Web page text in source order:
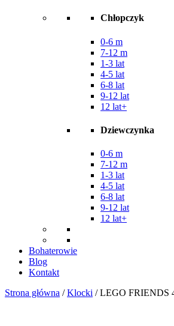
Chłopczyk
0-6 m
7-12 m
1-3 lat
4-5 lat
6-8 lat
9-12 lat
12 lat+
Dziewczynka
0-6 m
7-12 m
1-3 lat
4-5 lat
6-8 lat
9-12 lat
12 lat+
Bohaterowie
Blog
Kontakt
Strona główna /Klocki / LEGO FRIENDS